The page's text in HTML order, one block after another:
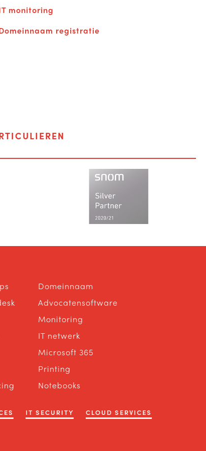
monitoring
registratie
Domeinnaam
Advocatensoftware
Monitoring
IT netwerk
Microsoft 365
Printing
Notebooks
IT SECURITY
CLOUD SERVICES